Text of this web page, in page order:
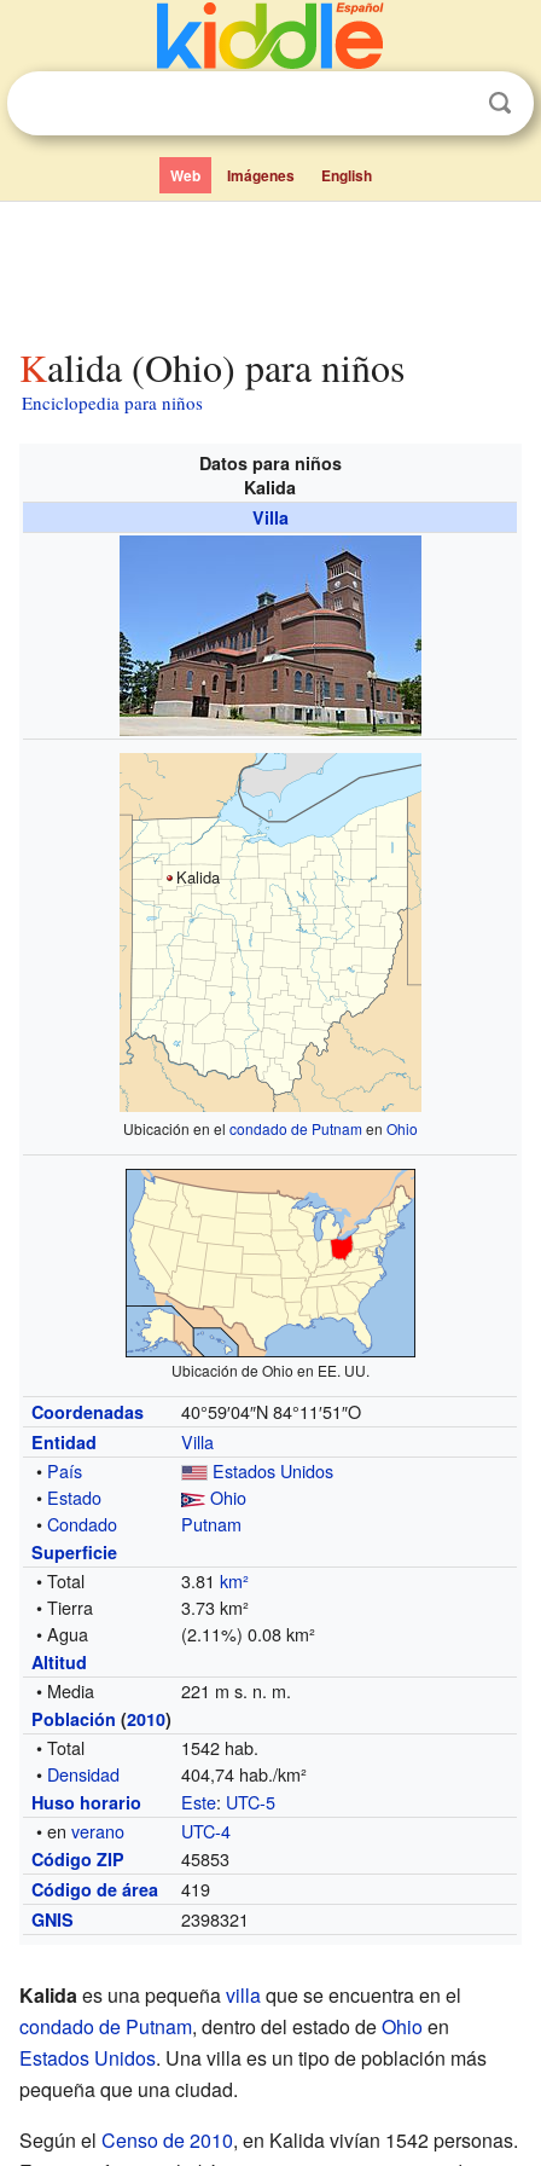
Web Imágenes English
Kalida (Ohio) para niños
Enciclopedia para niños
Datos para niños
Kalida
Villa
Kalida
Ubicación en el condado de Putnamen Ohio
Ubicación de Ohio en EE. UU.
Coordenadas 40°59′04″N 84°11′51″O
Entidad
Villa
• País
Estados Unidos
• Estado
Ohio
•Condado Putnam
Superficie
• Total 3.81km²
• Tierra
3.73 km²
• Agua
(2.11%) 0.08 km²
Altitud
• Media 221 m s. n. m.
Población (2010)
• Total
1542 hab.
• Densidad 404,74 hab./km²
Huso horario Este: UTC-5
• enverano UTC-4
Código ZIP 45853
Código de área 419
GNIS 2398321
Kalidaes una pequeñavillaque se encuentra en el
condado de Putnam, dentro del estado deOhioen
Estados Unidos. Una villa es un tipo de población más
pequeña que una ciudad.
Según el Censo de 2010, en Kalida vivían 1542 personas.